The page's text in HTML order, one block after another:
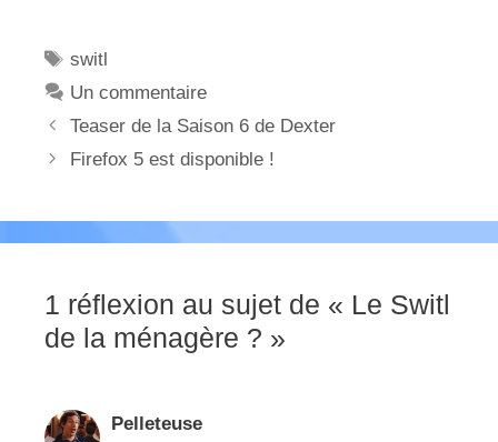
Étiquettes
switl
Un commentaire
Teaser de la Saison 6 de Dexter
Firefox 5 est disponible !
1 réflexion au sujet de « Le Switl
de la ménagère ? »
Pelleteuse